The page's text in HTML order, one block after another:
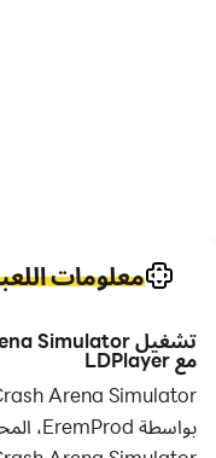
معلومات
مع LDPlayer